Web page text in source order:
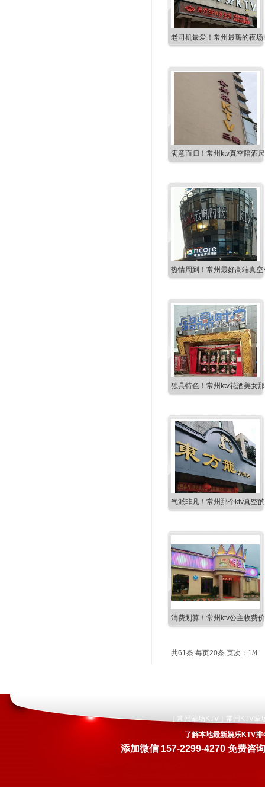
老司机最爱！常州最嗨的夜
满意而归！常州ktv真空陪酒
热情周到！常州最好高端真
独具特色！常州ktv花酒美女
气派非凡！常州那个ktv真空
消费划算！常州ktv公主收费
共61条 每页20条 页次：1/4
常州荤场KTV
常州KTV荤
了解本地最新娱乐KTV
添加微信157-2299-4270 免费咨